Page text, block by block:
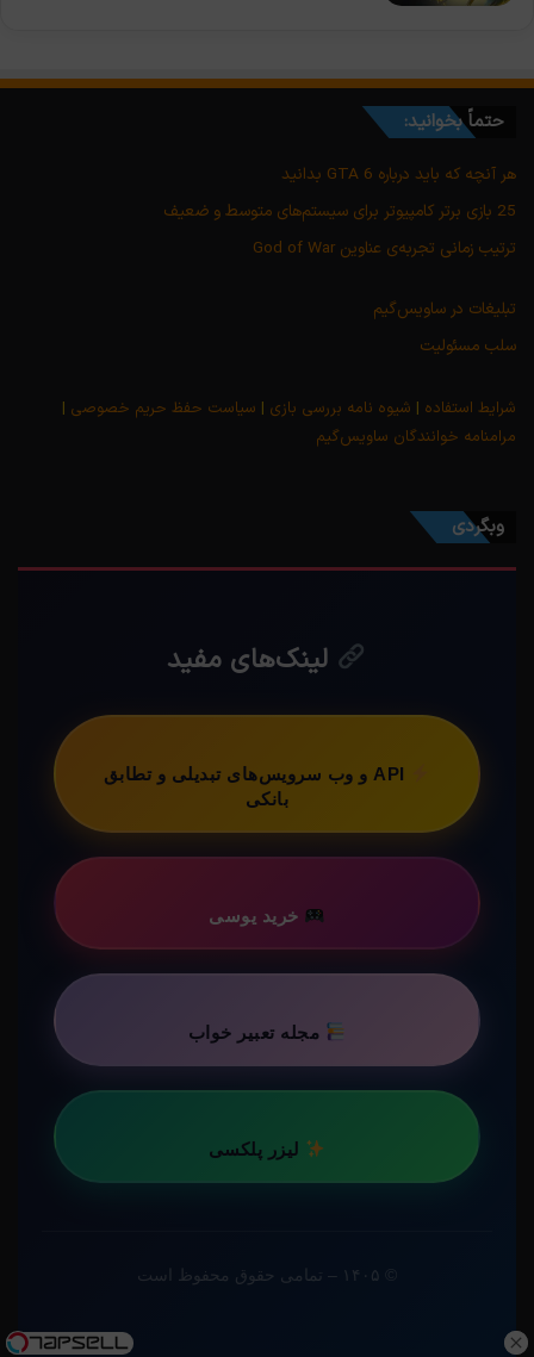
حتماً بخوانید:
هر آنچه که باید درباره GTA 6 بدانید
25 بازی برتر کامپیوتر برای سیستم‌های متوسط و ضعیف
ترتیب زمانی تجربه‌ی عناوین God of War
تبلیغات در ساویس‌گیم
سلب مسئولیت
شرایط استفاده | شیوه نامه بررسی بازی | سیاست حفظ حریم خصوصی |
مرامنامه خوانندگان ساویس‌گیم
وبگردی
لینک‌های مفید
API و وب سرویس‌های تبدیلی و تطابق
بانکی
خرید یوسی
مجله تعبیر خواب
لیزر پلکسی